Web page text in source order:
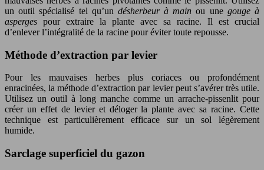
un outil spécialisé tel qu’un désherbeur à mainou une gouge à
asperges pour extraire la plante avec sa racine. Il est crucial
d’enlever l’intégralité de la racine pour éviter toute repousse.
Méthode d’extraction par levier
Pour les mauvaises herbes plus coriaces ou profondément
enracinées, la méthode d’extraction par levier peut s’avérer très utile.
Utilisez un outil à long manche comme un arrache-pissenlit pour
créer un effet de levier et déloger la plante avec sa racine. Cette
technique est particulièrement efficace sur un sol légèrement
humide.
Sarclage superficiel du gazon